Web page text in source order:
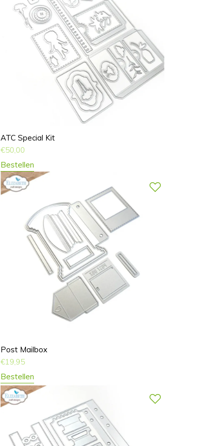
ATC Special Kit
€50,00
Bestellen
Post Mailbox
€19,95
Bestellen